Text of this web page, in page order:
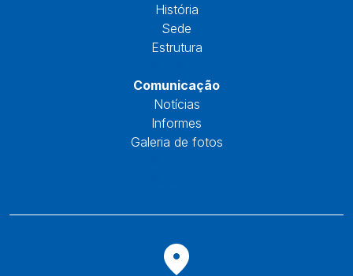
História
Sede
Estrutura
Comunicação
Notícias
Informes
Galeria de fotos